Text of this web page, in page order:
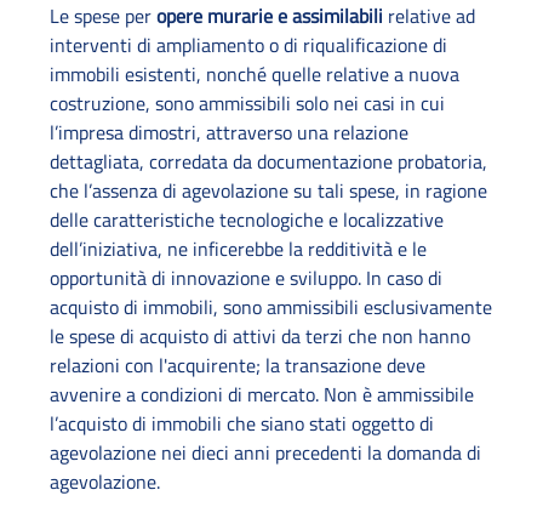
Le spese peropere murarie e assimilabili relative ad
interventi di ampliamento o di riqualificazione di
immobili esistenti, nonché quelle relative a nuova
costruzione, sono ammissibili solo nei casi in cui
l’impresa dimostri, attraverso una relazione
dettagliata, corredata da documentazione probatoria,
che l’assenza di agevolazione su tali spese, in ragione
delle caratteristiche tecnologiche e localizzative
dell’iniziativa, ne inficerebbe la redditività e le
opportunità di innovazione e sviluppo. In caso di
acquisto di immobili, sono ammissibili esclusivamente
le spese di acquisto di attivi da terzi che non hanno
relazioni con l'acquirente; la transazione deve
avvenire a condizioni di mercato. Non è ammissibile
l’acquisto di immobili che siano stati oggetto di
agevolazione nei dieci anni precedenti la domanda di
agevolazione.